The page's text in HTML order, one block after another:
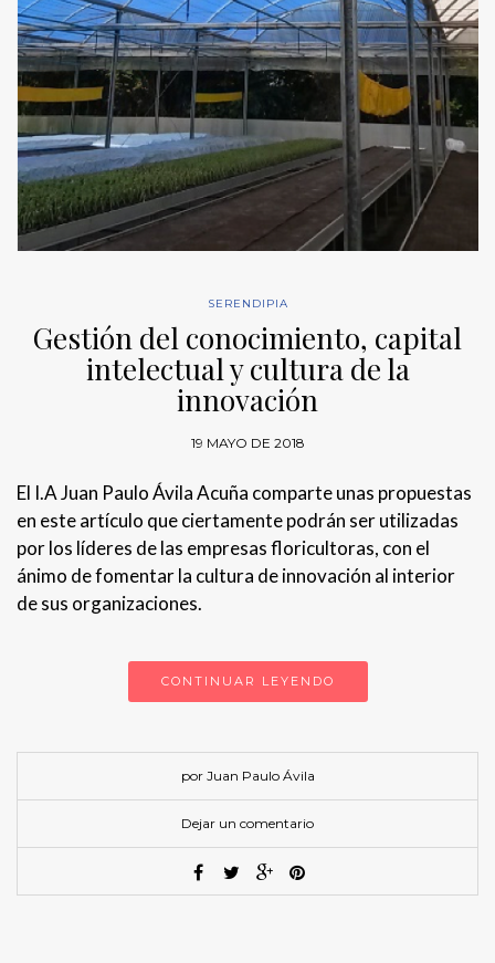
SERENDIPIA
Gestión del conocimiento, capital
intelectual y cultura de la
innovación
19 MAYO DE 2018
El I.A Juan Paulo Ávila Acuña comparte unas propuestas
en este artículo que ciertamente podrán ser utilizadas
por los líderes de las empresas floricultoras, con el
ánimo de fomentar la cultura de innovación al interior
de sus organizaciones.
CONTINUAR LEYENDO
por Juan Paulo Ávila
Dejar un comentario